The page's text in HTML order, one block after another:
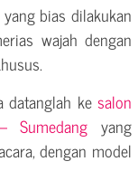
bias dilakukan
wajah dengan
datanglah ke salon
yang
dengan model